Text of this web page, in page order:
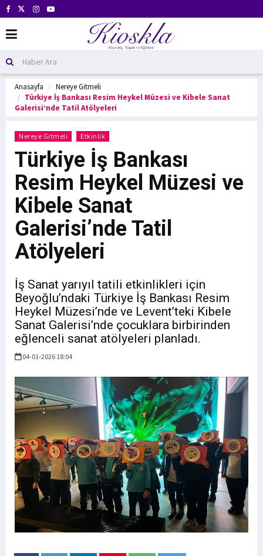
Anasayfa
Nereye Gitmeli
Türkiye İş Bankası Resim Heykel Müzesi ve Kibele Sanat
Galerisi’nde Tatil Atölyeleri
Nereye Gitmeli Etkinlik
Türkiye İş Bankası
Resim Heykel Müzesi ve
Kibele Sanat
Galerisi’nde Tatil
Atölyeleri
İş Sanat yarıyıl tatili etkinlikleri için
Beyoğlu’ndaki Türkiye İş Bankası Resim
Heykel Müzesi’nde ve Levent’teki Kibele
Sanat Galerisi’nde çocuklara birbirinden
eğlenceli sanat atölyeleri planladı.
04-01-2026 18:04